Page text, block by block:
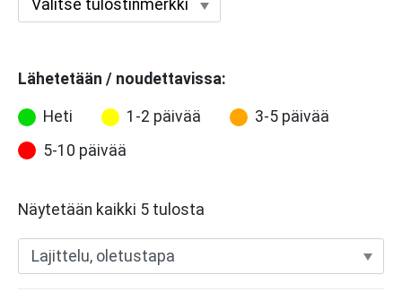
Lähetetään / noudettavissa:
Heti 1-2 päivää
3-5 päivää
5-10 päivää
Näytetään kaikki 5 tulosta